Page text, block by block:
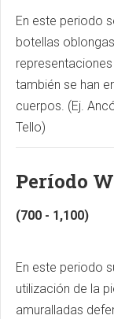
En este periodo
botellas
también se han
cuerpos. (Ej.
Tello)
Período
(700 - 1,100)
En este periodo
utilización de la
amuralladas